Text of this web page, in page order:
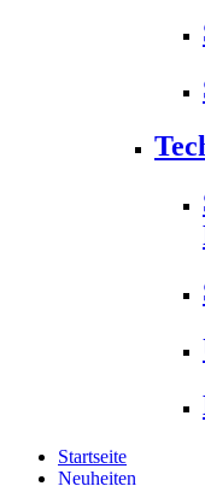
Startseite
Neuheiten